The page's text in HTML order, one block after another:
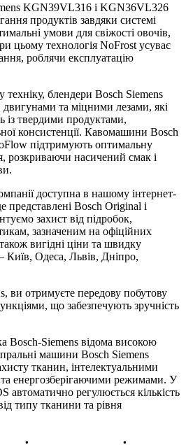
KGN39VL316 і KGN36VL326
продуктів завдяки системі
умови для свіжості овочів,
цьому технологія NoFrost усуває
роблячи експлуатацію
блендери Bosch Siemens
та міцними лезами, які
із твердими продуктами,
консистенції. Кавомашини Bosch
підтримують оптимальну
розкриваючи насичений смак і
доступна в нашому інтернет-
представлені Bosch Original і
захист від підробок,
зазначеним на офіційних
вигідні ціни та швидку
Київ, Одеса, Львів, Дніпро,
ви отримуєте передову побутову
що забезпечують зручність
Bosch-Siemens відома високою
машини Bosch Siemens
тканин, інтелектуальними
енергозберігаючими режимами. У
автоматично регулюється кількість
типу тканини та рівня